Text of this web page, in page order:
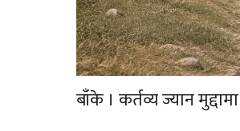
बाँके । कर्तव्य ज्यान